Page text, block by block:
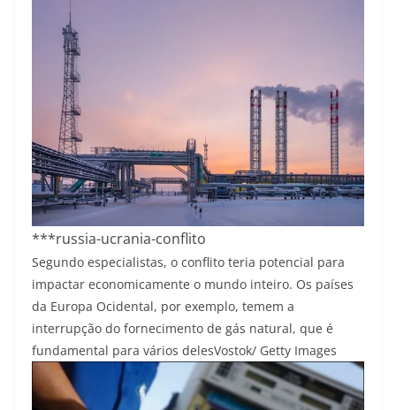
***russia-ucrania-conflito
Segundo especialistas, o conflito teria potencial para
impactar economicamente o mundo inteiro. Os países
da Europa Ocidental, por exemplo, temem a
interrupção do fornecimento de gás natural, que é
fundamental para vários delesVostok/ Getty Images